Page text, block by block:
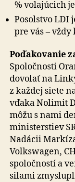
% volajúcich
Posolstvo LDI
pre vás –
Poďakovanie
Spoločnosti
dovolať na
z každej siete
vďaka Nolimit
môžu s nami
ministerstiev
Nadácii
Volkswagen,
spoločností a
silami